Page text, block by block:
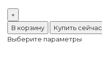
В корзину
Купить сейчас
Выберите параметры